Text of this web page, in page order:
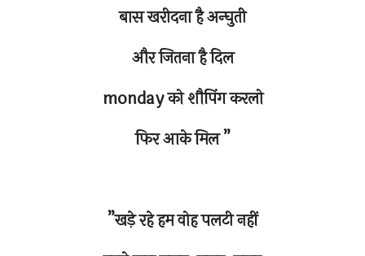
बास खरीदना है अन्घुती
और जितना है दिल
monday को शौपिंग करलो
फिर आके मिल ”
”खड़े रहे हम वोह पलटी नहीं